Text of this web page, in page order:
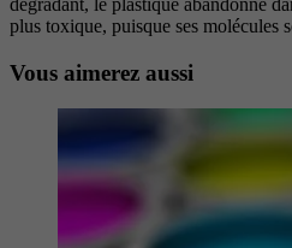
dégradant, le plastique abandonné
plus toxique, puisque ses molécules
Vous aimerez aussi